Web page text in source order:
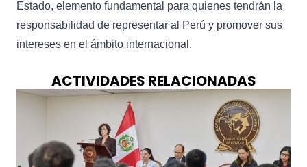
Estado, elemento fundamental para quienes tendrán la
responsabilidad de representar al Perú y promover sus
intereses en el ámbito internacional.
ACTIVIDADES RELACIONADAS